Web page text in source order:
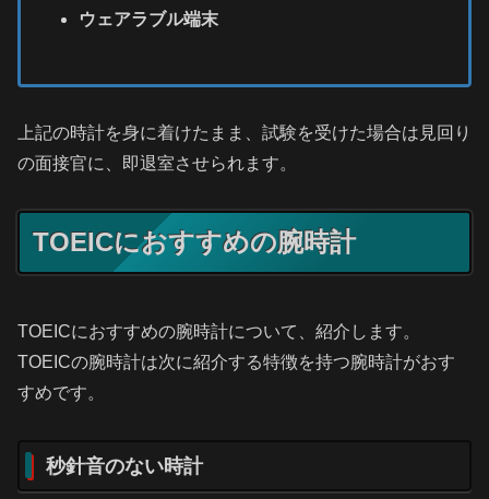
ウェアラブル端末
上記の時計を身に着けたまま、試験を受けた場合は見回り
の面接官に、即退室させられます。
TOEICにおすすめの腕時計
TOEICにおすすめの腕時計について、紹介します。
TOEICの腕時計は次に紹介する特徴を持つ腕時計がおす
すめです。
秒針音のない時計